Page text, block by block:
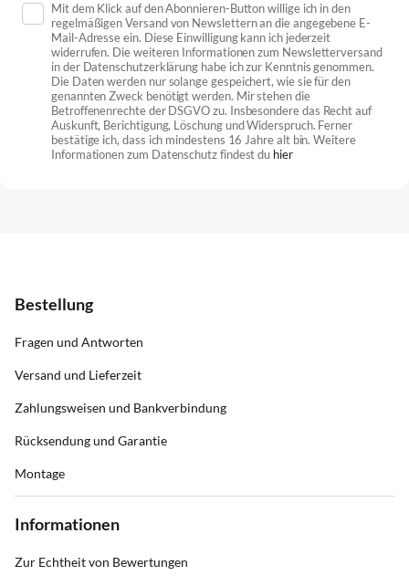
Mit dem Klick auf den Abonnieren-Button willige ich in den
regelmäßigen Versand von Newslettern an die angegebene E-
Mail-Adresse ein. Diese Einwilligung kann ich jederzeit
widerrufen. Die weiteren Informationen zum Newsletterversand
in der Datenschutzerklärung habe ich zur Kenntnis genommen.
Die Daten werden nur solange gespeichert, wie sie für den
genannten Zweck benötigt werden. Mir stehen die
Betroffenenrechte der DSGVO zu. Insbesondere das Recht auf
Auskunft, Berichtigung, Löschung und Widerspruch. Ferner
bestätige ich, dass ich mindestens 16 Jahre alt bin. Weitere
Informationen zum Datenschutz findest du hier
Bestellung
Fragen und Antworten
Versand und Lieferzeit
Zahlungsweisen und Bankverbindung
Rücksendung und Garantie
Montage
Informationen
Zur Echtheit von Bewertungen